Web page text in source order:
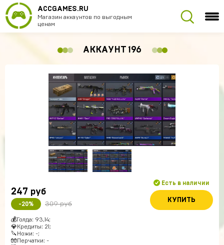
ACCGAMES.RU
Магазин аккаунтов по выгодным
ценам
АККАУНТ 196
247 руб
-20% 309 руб
Есть в наличии
КУПИТЬ
💰Голда: 93,14;
💎Кредиты: 21;
🔪Ножи: -;
🧤Перчатки: -